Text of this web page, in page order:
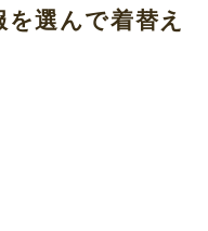
選んで着替え